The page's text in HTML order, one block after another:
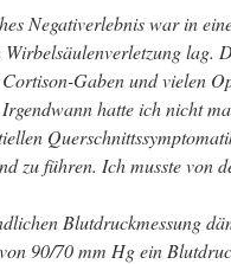
Negativerlebnis war in
Wirbelsäulenverletzung lag.
Gaben und vielen
hatte ich nicht
zu führen. Ich musste von
Blutdruckmessung
90/70 mm Hg ein